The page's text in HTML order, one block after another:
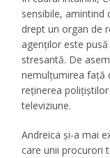
sensibile, amintind
drept un organ de
agenţilor este
stresantă. De
nemulţumirea faţă
reţinerea
televiziune.
Andreica şi-a mai
care unii procurori